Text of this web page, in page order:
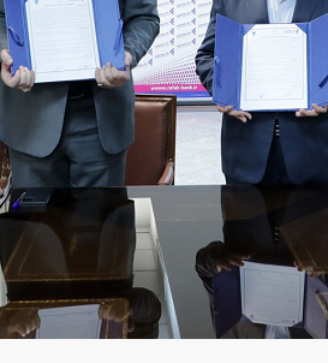
دیزل
واردات خودرو از منطقه آزاد تهران؛ مناظره
داغی که بازار خودرو را تحت تأثیر قرار داد